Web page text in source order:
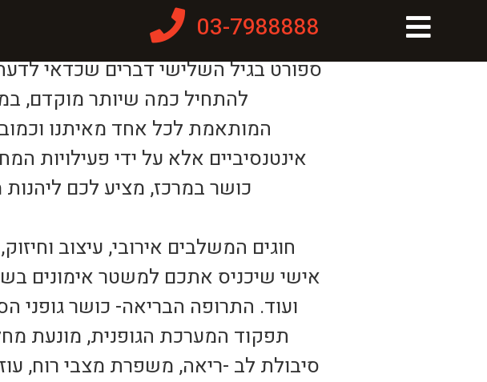
03-7988888
ספורט בגיל השלישי דברים שכדאי
להתחיל כמה שיותר מוקדם,
המותאמת לכל אחד מאיתנו
אינטנסיביים אלא על ידי פעילויות
כושר במרכז, מציע לכם ליהנות
חוגים המשלבים אירובי, עיצוב
אישי שיכניס אתכם למשטר אימונים
ועוד. התרופה הבריאה- כושר
תפקוד המערכת הגופנית, מונעת
סיבולת לב -ריאה, משפרת מצבי רוח,